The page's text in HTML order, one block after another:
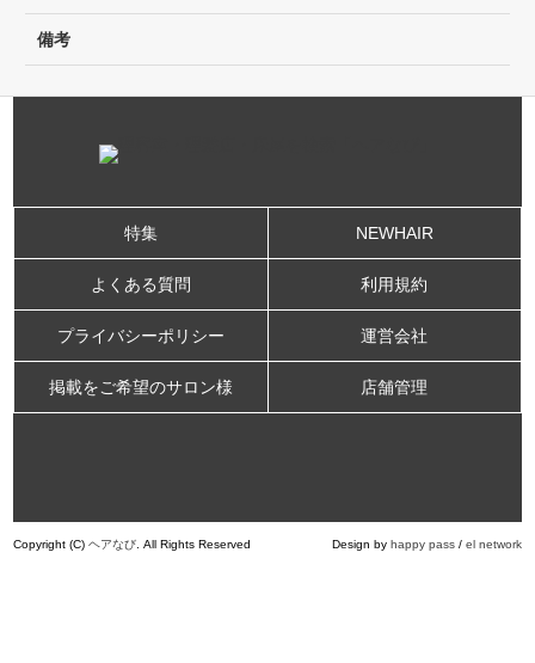
備考
特集 NEWHAIR
よくある質問 利用規約
プライバシーポリシー 運営会社
掲載をご希望のサロン様 店舗管理
Copyright (C)ヘアなび . All Rights Reserved Design by happy pass/ el network